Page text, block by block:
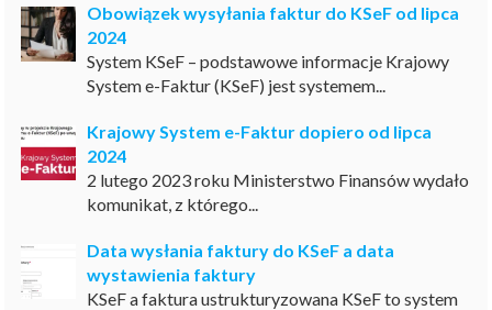
Obowiązek wysyłania faktur do KSeF od lipca
2024
System KSeF – podstawowe informacje Krajowy
System e-Faktur (KSeF) jest systemem...
Krajowy System e-Faktur dopiero od lipca
2024
2 lutego 2023 roku Ministerstwo Finansów wydało
komunikat, z którego...
Data wysłania faktury do KSeF a data
wystawienia faktury
KSeF a faktura ustrukturyzowana KSeF to system